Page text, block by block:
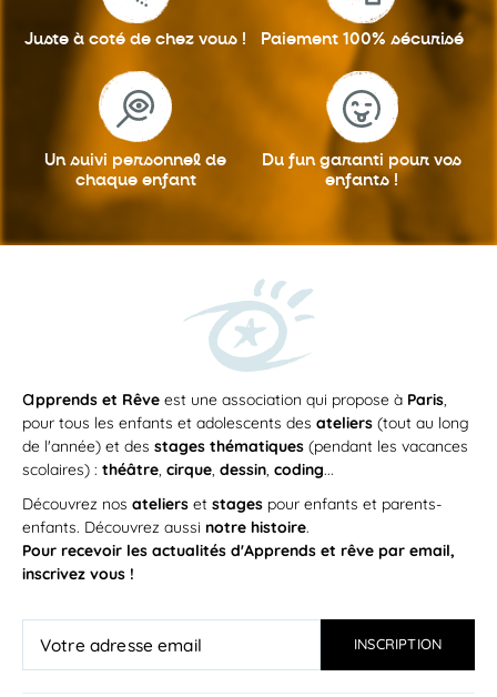
Juste à coté de chez vous ! Paiement 100% sécurisé
Un suivi personnel de
chaque enfant
Du fun garanti pour vos
enfants !
apprends et Rêve est une association qui propose à Paris,
pour tous les enfants et adolescents des ateliers (tout au long
de l'année) et des stages thématiques (pendant les vacances
scolaires) : théâtre, cirque, dessin, coding...
Découvrez nos ateliers et stages pour enfants et parents-
enfants. Découvrez aussi notre histoire.
Pour recevoir les actualités d'Apprends et rêve par email,
inscrivez vous !